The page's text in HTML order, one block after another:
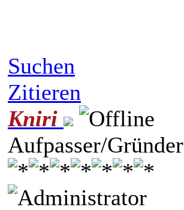
Suchen
Zitieren
Kniri
Aufpasser/Gründer